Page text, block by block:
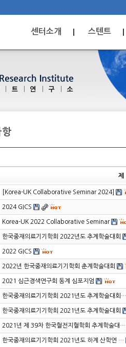
센터소개 스텐트
항
[Korea-UK Collaborative Seminar 2024]
2024 GICS
Korea-UK 2022 Collaborative Seminar
한국중재의료기기학회 2022년도 추계학술대회
2022 GICS
2022년 한국중재의료기기학회 춘계학술대회
2021 심근경색연구회 동계 심포지엄
한국중재의료기기학회 2021년도 추계학술대회…
한국중재의료기기학회 2021년도 추계학술대회
2021년 제 39차 한국혈전지혈학회 추계학술대…
한국중재의료기기학회 2021년도 하계 산학연 …